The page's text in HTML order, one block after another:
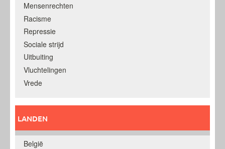
Mensenrechten
Racisme
Repressie
Sociale strijd
Uitbuiting
Vluchtelingen
Vrede
LANDEN
België